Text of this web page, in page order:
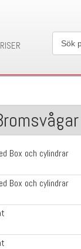
Box och cylindrar
Box och cylindrar